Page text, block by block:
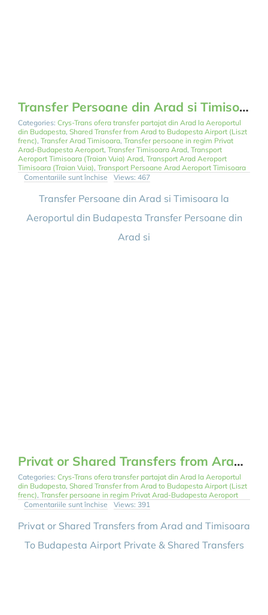
Transfer Persoane din Arad si Timisoara la Aeroportul din Budapesta
Categories: Crys-Trans ofera transfer partajat din Arad la Aeroportul
din Budapesta, Shared Transfer from Arad to Budapesta Airport (Liszt
frenc), Transfer Arad Timisoara, Transfer persoane in regim Privat
Arad-Budapesta Aeroport, Transfer Timisoara Arad, Transport
Aeroport Timisoara (Traian Vuia) Arad, Transport Arad Aeroport
Timisoara (Traian Vuia), Transport Persoane Arad Aeroport Timisoara
Comentariile sunt închisepentru
Persoane
din
Arad
si
Views: 467
Transfer Persoane din Arad si Timisoara la
Aeroportul din Budapesta Transfer Persoane din
Arad si
Privat or Shared Transfers from Arad and Timisoara To Budapesta Airport
Categories: Crys-Trans ofera transfer partajat din Arad la Aeroportul
din Budapesta, Shared Transfer from Arad to Budapesta Airport (Liszt
frenc), Transfer persoane in regim Privat Arad-Budapesta Aeroport
Comentariile sunt închisepentru
Shared
Transfers
from
Views: 391
Privat or Shared Transfers from Arad and Timisoara
To Budapesta Airport Private & Shared Transfers